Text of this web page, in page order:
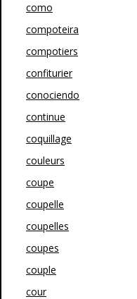
como
compoteira
compotiers
confiturier
conociendo
continue
coquillage
couleurs
coupe
coupelle
coupelles
coupes
couple
cour